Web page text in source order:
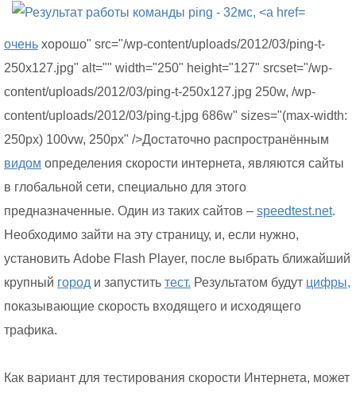
очень хорошо" src="/wp-content/uploads/2012/03/ping-t-
250x127.jpg" alt="" width="250" height="127" srcset="/wp-
content/uploads/2012/03/ping-t-250x127.jpg 250w, /wp-
content/uploads/2012/03/ping-t.jpg 686w" sizes="(max-width:
250px) 100vw, 250px" />Достаточно распространённым
видом определения скорости интернета, являются сайты
в глобальной сети, специально для этого
предназначенные. Один из таких сайтов – speedtest.net.
Необходимо зайти на эту страницу, и, если нужно,
установить Adobe Flash Player, после выбрать ближайший
крупный город и запустить тест. Результатом будут цифры,
показывающие скорость входящего и исходящего
трафика.
Как вариант для тестирования скорости Интернета, может